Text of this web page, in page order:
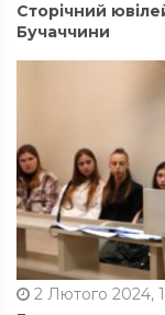
Сторічний
Бучаччини
2 Лютого 2024,